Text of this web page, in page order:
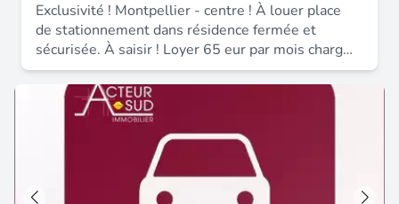
Exclusivité ! Montpellier - centre ! À louer place
de stationnement dans résidence fermée et
sécurisée. À saisir ! Loyer 65 eur par mois charges
comprises dont : - charges locatives (provisions
avec régularisation annuelle) : 5 eur par mois -
disponibilité : 20 / 07 / 2026 - rue anterrieu -
acteur sud 04 67 03 03 88.